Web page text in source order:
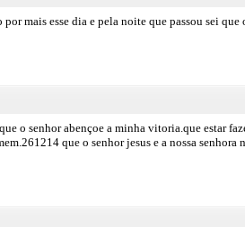
mais esse dia e pela noite que passou sei que
o senhor abençoe a minha vitoria.que estar
que o senhor jesus e a nossa senhora